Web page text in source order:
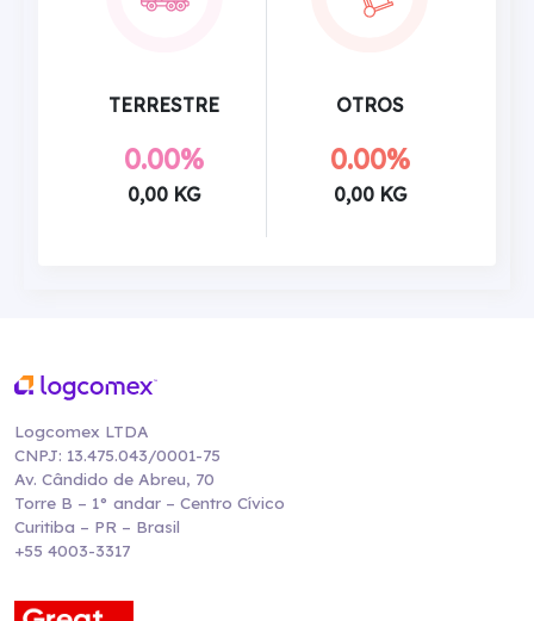
TERRESTRE
0.00%
0,00 KG
OTROS
0.00%
0,00 KG
Logcomex LTDA
CNPJ: 13.475.043/0001-75
Av. Cândido de Abreu, 70
Torre B – 1° andar – Centro Cívico
Curitiba – PR – Brasil
+55 4003-3317